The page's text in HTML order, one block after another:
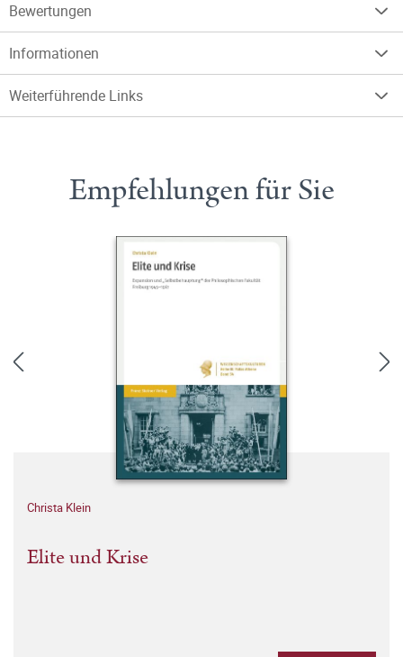
Bewertungen
Informationen
Weiterführende Links
Empfehlungen für Sie
Christa Klein
Elite und Krise